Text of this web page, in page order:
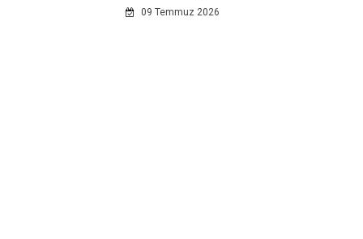
09 Temmuz 2026